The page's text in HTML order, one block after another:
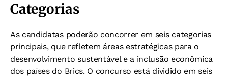
Categorias
As candidatas poderão concorrer em seis categorias
principais, que refletem áreas estratégicas para o
desenvolvimento sustentável e a inclusão econômica
dos países do Brics. O concurso está dividido em seis